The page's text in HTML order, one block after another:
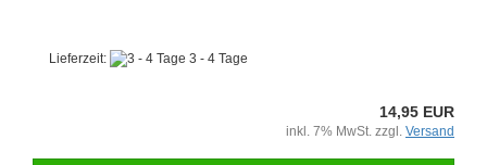
Lieferzeit: 3 - 4 Tage
14,95 EUR
inkl. 7% MwSt. zzgl. Versand